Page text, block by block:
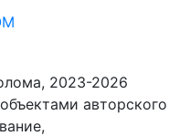
2023-2026
авторского